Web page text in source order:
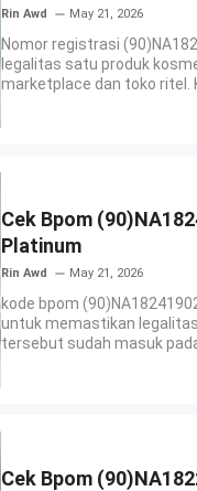
Rin Awd May 21, 2026
Nomor registrasi
legalitas satu produk
marketplace dan toko ritel.
Cek Bpom
Platinum
Rin Awd May 21, 2026
kode bpom
untuk memastikan
tersebut sudah masuk
Cek Bpom